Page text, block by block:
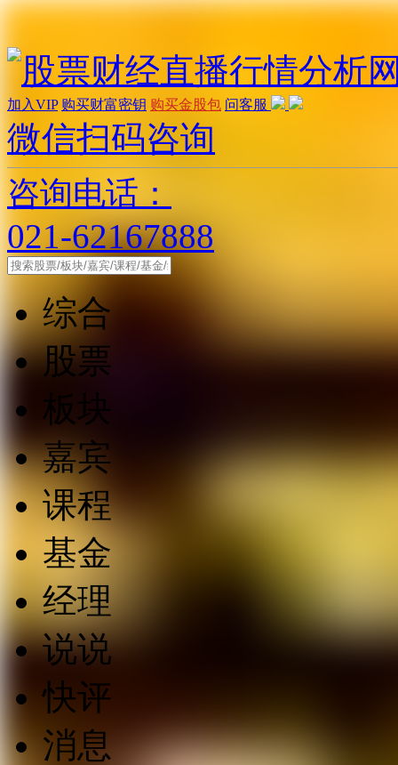
加入VIP 购买财富密钥 购买金股包 问客服
微信扫码咨询
咨询电话：
021-62167888
综合
股票
板块
嘉宾
课程
基金
经理
说说
快评
消息